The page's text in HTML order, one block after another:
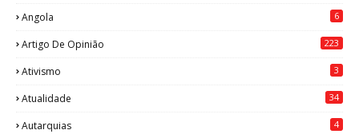
Angola 6
Artigo De Opinião 223
Ativismo 3
Atualidade 34
Autarquias 4